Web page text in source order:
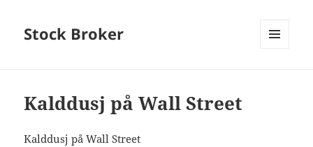
Stock Broker
Kalddusj på Wall Street
Kalddusj på Wall Street